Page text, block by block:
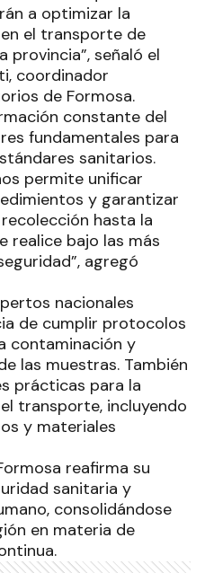
a optimizar la
el transporte de
provincia”, señaló el
coordinador
de Formosa.
constante del
fundamentales para
sanitarios.
permite unificar
y garantizar
hasta la
realice bajo las más
agregó
nacionales
de cumplir protocolos
contaminación y
las muestras. También
prácticas para la
transporte, incluyendo
y materiales
reafirma su
sanitaria y
consolidándose
en materia de